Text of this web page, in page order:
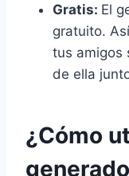
Gratis: El
gratuito.
tus amigos
de ella
¿Cómo